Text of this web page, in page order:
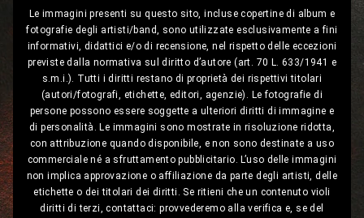
Le immagini presenti su questo sito, incluse copertine di album e
fotografie degli artisti/band, sono utilizzate esclusivamente a fini
informativi, didattici e/o di recensione, nel rispetto delle eccezioni
previste dalla normativa sul diritto d’autore (art. 70 L. 633/1941 e
s.m.i.). Tutti i diritti restano di proprietà dei rispettivi titolari
(autori/fotografi, etichette, editori, agenzie). Le fotografie di
persone possono essere soggette a ulteriori diritti di immagine e
di personalità. Le immagini sono mostrate in risoluzione ridotta,
con attribuzione quando disponibile, e non sono destinate a uso
commerciale né a sfruttamento pubblicitario. L’uso delle immagini
non implica approvazione o affiliazione da parte degli artisti, delle
etichette o dei titolari dei diritti. Se ritieni che un contenuto violi
diritti di terzi, contattaci: provvederemo alla verifica e, se del